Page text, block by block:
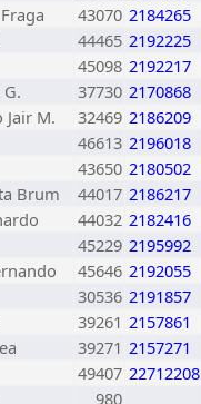
43070 2184265
44465 2192225
45098 2192217
37730 2170868
Jair M. 32469 2186209
46613 2196018
43650 2180502
Brum 44017 2186217
44032 2182416
45229 2195992
45646 2192055
30536 2191857
39261 2157861
39271 2157271
49407 22712208
980